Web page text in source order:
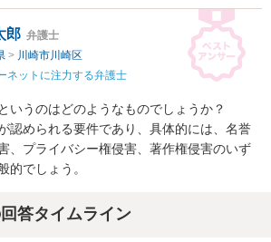
郎 弁護士
> 川崎市川崎区
ネットに注力する弁護士
いうのはどのようなものでしょうか？
認められる要件であり、具体的には、名誉
、プライバシー権侵害、著作権侵害のいず
的でしょう。
答タイムライン